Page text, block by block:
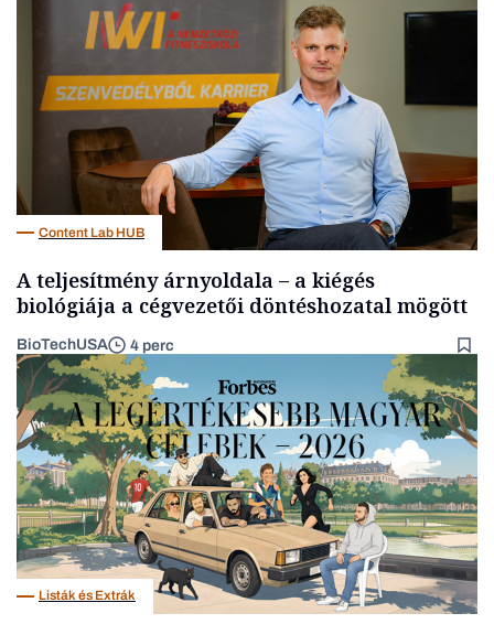
Befektetés
Content Lab HUB
A teljesítmény árnyoldala – a kiégés
biológiája a cégvezetői döntéshozatal mögött
BioTechUSA 4 perc
Listák és Extrák